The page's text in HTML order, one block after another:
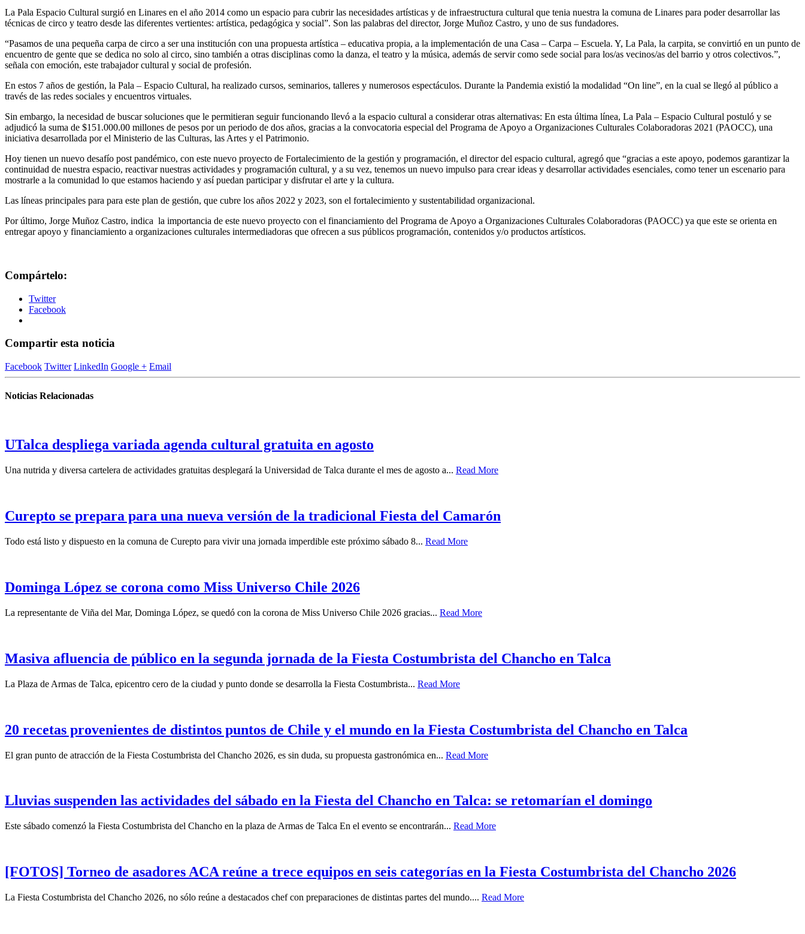
La Pala Espacio Cultural surgió en Linares en el año 2014 como un espacio para cubrir las necesidades artísticas y de infraestructura cultural que tenia nuestra la comuna de Linares para poder desarrollar las
técnicas de circo y teatro desde las diferentes vertientes: artística, pedagógica y social”. Son las palabras del director, Jorge Muñoz Castro, y uno de sus fundadores.
“Pasamos de una pequeña carpa de circo a ser una institución con una propuesta artística – educativa propia, a la implementación de una Casa – Carpa – Escuela. Y, La Pala, la carpita, se convirtió en un punto de
encuentro de gente que se dedica no solo al circo, sino también a otras disciplinas como la danza, el teatro y la música, además de servir como sede social para los/as vecinos/as del barrio y otros colectivos.”,
señala con emoción, este trabajador cultural y social de profesión.
En estos 7 años de gestión, la Pala – Espacio Cultural, ha realizado cursos, seminarios, talleres y numerosos espectáculos. Durante la Pandemia existió la modalidad “On line”, en la cual se llegó al público a
través de las redes sociales y encuentros virtuales.
Sin embargo, la necesidad de buscar soluciones que le permitieran seguir funcionando llevó a la espacio cultural a considerar otras alternativas: En esta última línea, La Pala – Espacio Cultural postuló y se
adjudicó la suma de $151.000.00 millones de pesos por un periodo de dos años, gracias a la convocatoria especial del Programa de Apoyo a Organizaciones Culturales Colaboradoras 2021 (PAOCC), una
iniciativa desarrollada por el Ministerio de las Culturas, las Artes y el Patrimonio.
Hoy tienen un nuevo desafío post pandémico, con este nuevo proyecto de Fortalecimiento de la gestión y programación, el director del espacio cultural, agregó que “gracias a este apoyo, podemos garantizar la
continuidad de nuestra espacio, reactivar nuestras actividades y programación cultural, y a su vez, tenemos un nuevo impulso para crear ideas y desarrollar actividades esenciales, como tener un escenario para
mostrarle a la comunidad lo que estamos haciendo y así puedan participar y disfrutar el arte y la cultura.
Las líneas principales para para este plan de gestión, que cubre los años 2022 y 2023, son el fortalecimiento y sustentabilidad organizacional.
Por último, Jorge Muñoz Castro, indica la importancia de este nuevo proyecto con el financiamiento del Programa de Apoyo a Organizaciones Culturales Colaboradoras (PAOCC) ya que este se orienta en
entregar apoyo y financiamiento a organizaciones culturales intermediadoras que ofrecen a sus públicos programación, contenidos y/o productos artísticos.
Compártelo:
Twitter
Facebook
Compartir esta noticia
Facebook Twitter LinkedIn Google + Email
Noticias Relacionadas
UTalca despliega variada agenda cultural gratuita en agosto
Una nutrida y diversa cartelera de actividades gratuitas desplegará la Universidad de Talca durante el mes de agosto a... Read More
Curepto se prepara para una nueva versión de la tradicional Fiesta del Camarón
Todo está listo y dispuesto en la comuna de Curepto para vivir una jornada imperdible este próximo sábado 8... Read More
Dominga López se corona como Miss Universo Chile 2026
La representante de Viña del Mar, Dominga López, se quedó con la corona de Miss Universo Chile 2026 gracias... Read More
Masiva afluencia de público en la segunda jornada de la Fiesta Costumbrista del Chancho en Talca
La Plaza de Armas de Talca, epicentro cero de la ciudad y punto donde se desarrolla la Fiesta Costumbrista... Read More
20 recetas provenientes de distintos puntos de Chile y el mundo en la Fiesta Costumbrista del Chancho en Talca
El gran punto de atracción de la Fiesta Costumbrista del Chancho 2026, es sin duda, su propuesta gastronómica en... Read More
Lluvias suspenden las actividades del sábado en la Fiesta del Chancho en Talca: se retomarían el domingo
Este sábado comenzó la Fiesta Costumbrista del Chancho en la plaza de Armas de Talca En el evento se encontrarán... Read More
[FOTOS] Torneo de asadores ACA reúne a trece equipos en seis categorías en la Fiesta Costumbrista del Chancho 2026
La Fiesta Costumbrista del Chancho 2026, no sólo reúne a destacados chef con preparaciones de distintas partes del mundo.... Read More